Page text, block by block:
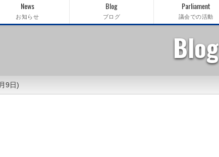
News
お知らせ
Blog
ブログ
Parliament
議会での活動
Blog
9日)